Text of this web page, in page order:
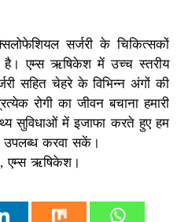
सर्जरी के चिकित्सकों
है। एम्स ऋषिकेश में उच्च स्तरीय
सहित चेहरे के विभिन्न अंगों की
रोगी का जीवन बचाना हमारी
सुविधाओं में इजाफा करते हुए हम
उपलब्ध करवा सकें।
एम्स ऋषिकेश।